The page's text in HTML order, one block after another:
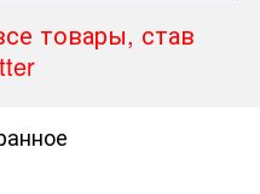
товары, став